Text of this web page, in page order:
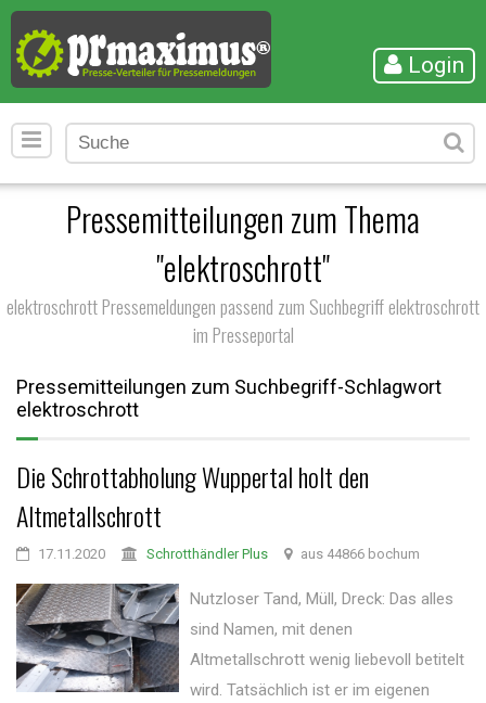
Login
Pressemitteilungen zum Thema
"elektroschrott"
elektroschrott Pressemeldungen passend zum Suchbegriff elektroschrott
im Presseportal
Pressemitteilungen zum Suchbegriff-Schlagwort
elektroschrott
Die Schrottabholung Wuppertal holt den
Altmetallschrott
17.11.2020 Schrotthändler Plus aus 44866 bochum
Nutzloser Tand, Müll, Dreck: Das alles
sind Namen, mit denen
Altmetallschrott wenig liebevoll betitelt
wird. Tatsächlich ist er im eigenen